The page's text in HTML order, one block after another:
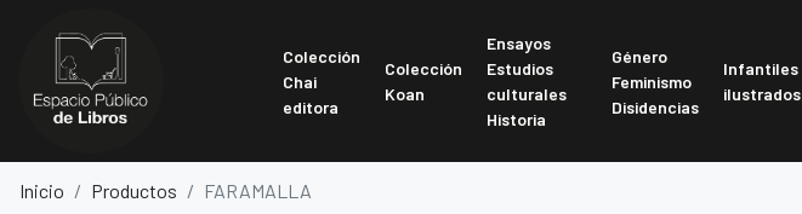
Colección
Chai
editora
Colección
Koan
Ensayos
Estudios
culturales
Historia
Género
Feminismo
Disidencias
Infantiles
ilustrados
Inicio Productos FARAMALLA